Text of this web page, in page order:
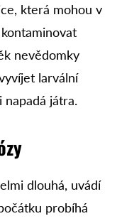
která mohou v
nevědomky
larvální
játra.
dlouhá, uvádí
probíhá